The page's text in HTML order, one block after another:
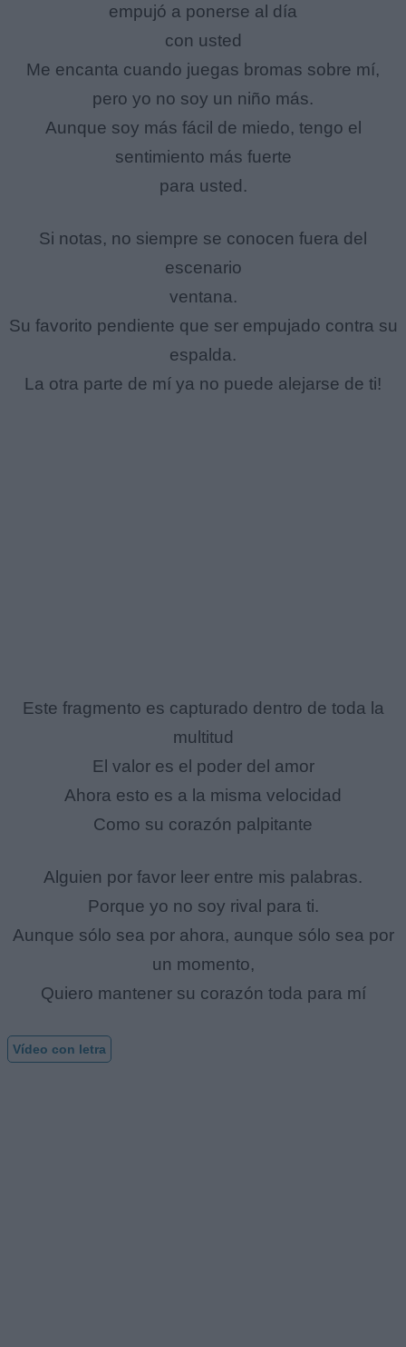
empujó a ponerse al día
con usted
Me encanta cuando juegas bromas sobre mí,
pero yo no soy un niño más.
Aunque soy más fácil de miedo, tengo el
sentimiento más fuerte
para usted.
Si notas, no siempre se conocen fuera del
escenario
ventana.
Su favorito pendiente que ser empujado contra su
espalda.
La otra parte de mí ya no puede alejarse de ti!
Este fragmento es capturado dentro de toda la
multitud
El valor es el poder del amor
Ahora esto es a la misma velocidad
Como su corazón palpitante
Alguien por favor leer entre mis palabras.
Porque yo no soy rival para ti.
Aunque sólo sea por ahora, aunque sólo sea por
un momento,
Quiero mantener su corazón toda para mí
Vídeo con letra